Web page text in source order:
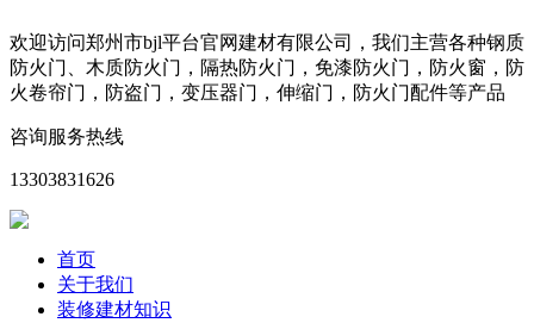
欢迎访问郑州市bjl平台官网建材有限公司，我们主营各种钢质
防火门、木质防火门，隔热防火门，免漆防火门，防火窗，防
火卷帘门，防盗门，变压器门，伸缩门，防火门配件等产品
咨询服务热线
13303831626
首页
关于我们
装修建材知识